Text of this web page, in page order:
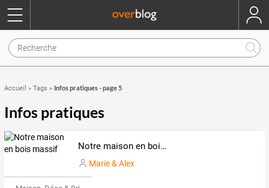
Accueil » Tags » Infos pratiques - page 5
Infos pratiques
Notre maison en bois massif
Marie & Alex